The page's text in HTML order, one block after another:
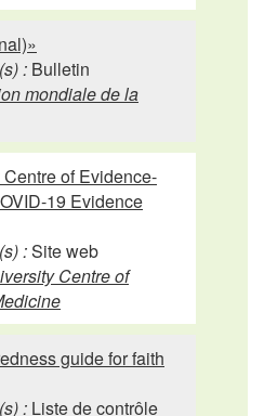
: Bulletin
mondiale de la
of Evidence-
19 Evidence
:Site web
Centre of
guide for faith
: Liste de contrôle